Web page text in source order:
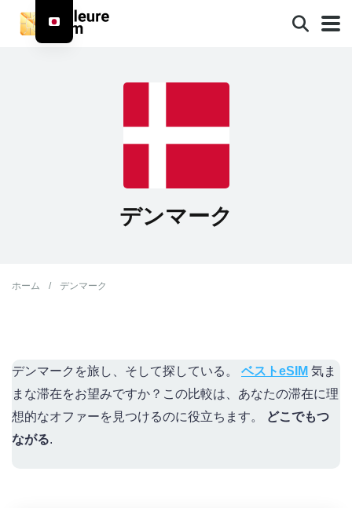
デンマーク
ホーム / デンマーク
デンマークを旅し、そして探している。 ベストeSIM 気ま
まな滞在をお望みですか？この比較は、あなたの滞在に理
想的なオファーを見つけるのに役立ちます。
どこでもつ
ながる.